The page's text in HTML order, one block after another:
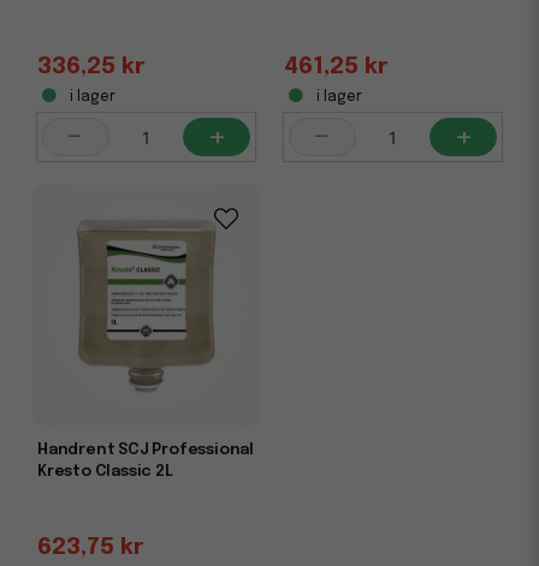
336,25 kr
i lager
- +
461,25 kr
i lager
- +
Handrent SCJ Professional
Kresto Classic 2L
623,75 kr